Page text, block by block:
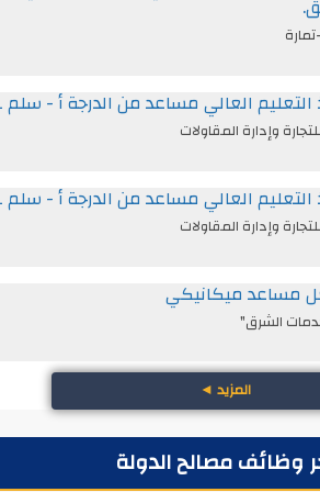
العالي مساعد من الدرجة أ - سلم 11
المقاولات
العالي مساعد من الدرجة أ - سلم 11
المقاولات
ميكانيكي
◄
مصالح الدولة